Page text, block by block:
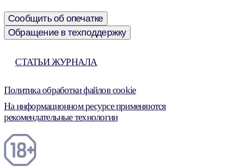
Сообщить об опечатке
Обращение в техподдержку
СТАТЬИ ЖУРНАЛА
Политика обработки файлов cookie
На информационном ресурсе применяются
рекомендательные технологии